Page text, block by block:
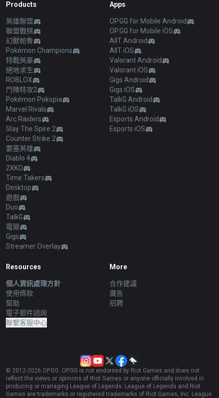
Products
英雄聯盟
聯盟戰棋
幻獸帕魯
Pokémon Champions
特戰英豪
絕地求生
ROBLOX
鬥陣特攻2
Pokémon Pokopia
Marvel Rivals
Arc Raiders
Slay The Spire 2
Counter Strike 2
要塞英雄
Diablo 4
2XKO
Time Takers
Desktop
遊戲
Duo
TalkG
電競
Gigs
Streamer Overlay
Apps
OP.GG for Mobile Android
OP.GG for Mobile iOS
AllT Android
AllT iOS
Valorant Android
Valorant iOS
Gigs Android
Gigs iOS
TalkG Android
TalkG iOS
Esports Android
Esports iOS
Resources
個人資訊處理方針
使用條款
幫助
電子郵件諮詢
聯繫客服中心
More
合作建議
廣告
招聘
© 2012-2026 OP.GG. OP.GG is not endorsed by Riot Games and does not
reflect the views or opinions of Riot Games or anyone officially involved in
producing or managing League of Legends. League of Legends and Riot
Games are trademarks or registered trademarks of Riot Games, Inc. League